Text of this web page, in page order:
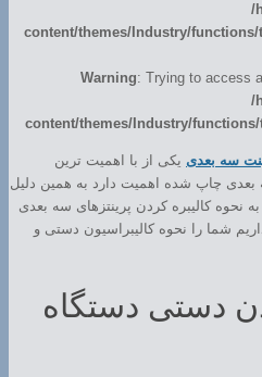
/
content/themes/Industry/
Warning: Trying to access
/
content/themes/Industry/
سه بعدی یکی از با اهمیت ترین
چاپ شده اهمیت دارد به همین دلیل
نحوه کالیبره کردن پرینتزهای سه بعدی
شما را نحوه کالیبراسیون دستی و
دستی دستگاه